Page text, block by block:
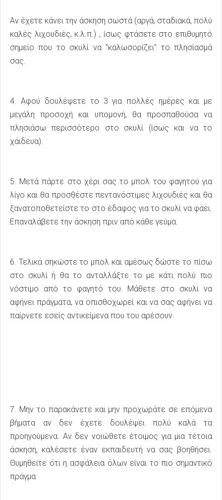
Αν έχετε κάνει την άσκηση σωστά (αργά, σταδιακά, πολύ
καλές λιχουδιές, κ.λ.π.) , ίσως φτάσετε στο επιθυμητό
σημείο που το σκυλί να "καλωσορίζει" το πλησίασμά
σας.
4. Αφού δουλέψετε το 3 για πολλές ημέρες και με
μεγάλη προσοχή και υπομονή, θα προσπαθούσα να
πλησιάσω περισσότερο στο σκυλί (ίσως και να το
χάιδευα).
5. Μετά πάρτε στο χέρι σας το μπολ του φαγητού για
λίγο και θα προσθέστε πεντανόστιμες λιχουδιές και θα
ξανατοποθετείστε το στο έδαφος για το σκυλί να φάει.
Επαναλάβετε την άσκηση πριν από κάθε γεύμα.
6. Τελικά σηκώστε το μπολ και αμέσως δώστε το πίσω
στο σκυλί ή θα το ανταλλάξτε το με κάτι πολύ πιο
νόστιμο από το φαγητό του. Μάθετε στο σκυλί να
αφήνει πράγματα, να οπισθοχωρεί και να σας αφήνει να
παίρνετε εσείς αντικείμενα που του αρέσουν.
7. Μην το παρακάνετε και μην προχωράτε σε επόμενα
βήματα αν δεν έχετε δουλέψει πολύ καλά τα
προηγούμενα. Αν δεν νοιώθετε έτοιμος για μια τέτοια
άσκηση, καλέσετε έναν εκπαιδευτή να σας βοηθήσει.
Θυμηθείτε ότι η ασφάλεια όλων είναι το πιο σημαντικό
πράγμα.